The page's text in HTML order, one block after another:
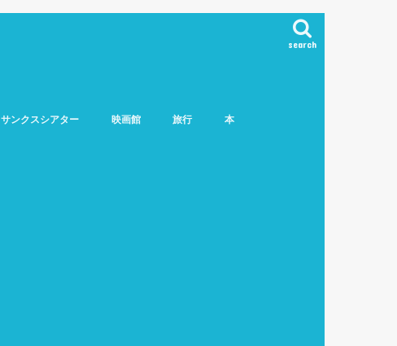
search
サンクスシアター 映画館 旅行 本